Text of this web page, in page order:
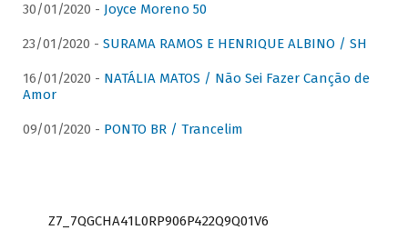
30/01/2020 - Joyce Moreno 50
23/01/2020 - SURAMA RAMOS E HENRIQUE ALBINO / SH
16/01/2020 - NATÁLIA MATOS / Não Sei Fazer Canção de
Amor
09/01/2020 - PONTO BR / Trancelim
Z7_7QGCHA41L0RP906P422Q9Q01V6